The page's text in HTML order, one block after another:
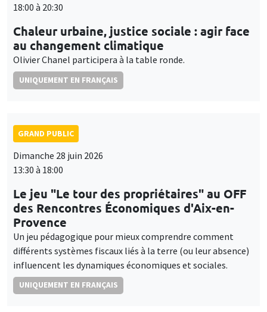
18:00 à 20:30
Chaleur urbaine, justice sociale : agir face
au changement climatique
Olivier Chanel participera à la table ronde.
UNIQUEMENT EN FRANÇAIS
GRAND PUBLIC
Dimanche 28 juin 2026
13:30 à 18:00
Le jeu "Le tour des propriétaires" au OFF
des Rencontres Économiques d'Aix-en-
Provence
Un jeu pédagogique pour mieux comprendre comment
différents systèmes fiscaux liés à la terre (ou leur absence)
influencent les dynamiques économiques et sociales.
UNIQUEMENT EN FRANÇAIS